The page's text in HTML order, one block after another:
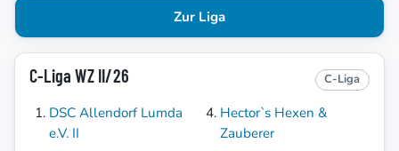
Zur Liga
C-Liga WZ II/26 C-Liga
DSC Allendorf Lumda
e.V. II
Hector`s Hexen &
Zauberer